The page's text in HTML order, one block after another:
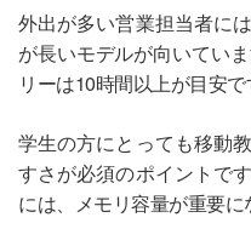
外出が多い営業担当者に
が長いモデルが向いてい
リーは10時間以上が目安で
学生の方にとっても移動
すさが必須のポイントで
には、メモリ容量が重要に